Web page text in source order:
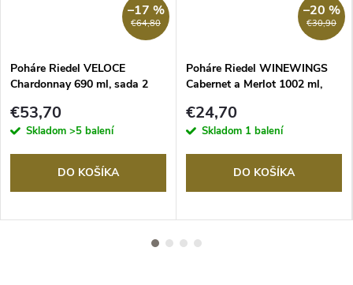
€64,80
–17 %
Poháre Riedel VELOCE
Chardonnay 690 ml, sada 2
€53,70
Skladom >5 balení
DO KOŠÍKA
€30,90
–20 %
Poháre Riedel WINEWINGS
Cabernet a Merlot 1002 ml,
€24,70
Skladom 1 balení
DO KOŠÍKA